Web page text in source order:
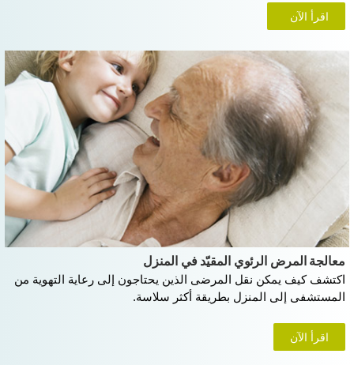
اقرأ الآن
معالجة المرض الرئوي المقيّد في المنزل
اكتشف كيف يمكن نقل المرضى الذين يحتاجون إلى رعاية التهوية من
المستشفى إلى المنزل بطريقة أكثر سلاسة.
اقرأ الآن